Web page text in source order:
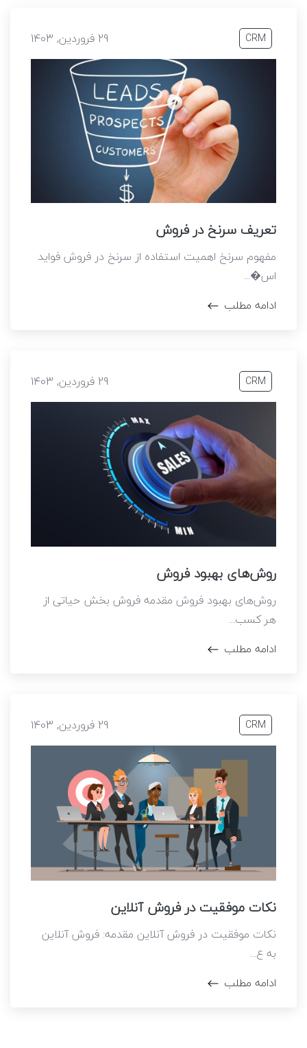
CRM 29 فروردین, 1403
تعریف سرنخ در فروش
مفهوم سرنخ اهمیت استفاده از سرنخ در فروش فواید
اس�...
ادامه مطلب
CRM 29 فروردین, 1403
روش‌های بهبود فروش
روش‌های بهبود فروش مقدمه فروش بخش حیاتی از
هر کسب...
ادامه مطلب
CRM 29 فروردین, 1403
نکات موفقیت در فروش آنلاین
نکات موفقیت در فروش آنلاین مقدمه: فروش آنلاین
به ع...
ادامه مطلب